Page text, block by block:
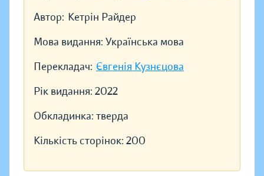
Автор: Кетрін Райдер
Мова видання: Українська мова
Перекладач: Євгенія Кузнєцова
Рік видання: 2022
Обкладинка: тверда
Кількість сторінок: 200